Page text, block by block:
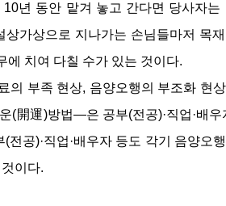
년 동안 맡겨 놓고 간다면 당사자는
가상으로 지나가는 손님들마저 목
에 치여 다칠 수가 있는 것이다.
의 부족 현상, 음양오행의 부조화 현
(開運)방법―은 공부(전공)·직업·배우
공)·직업·배우자 등도 각기 음양오
이다.